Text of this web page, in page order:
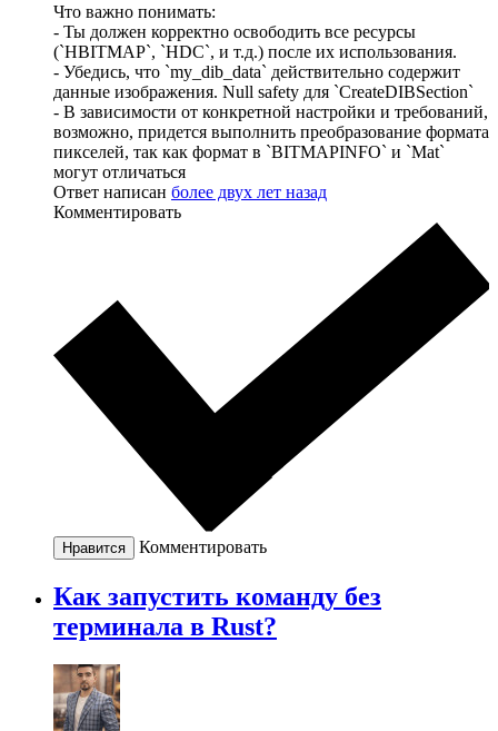
Что важно понимать:
- Ты должен корректно освободить все ресурсы
(`HBITMAP`, `HDC`, и т.д.) после их использования.
- Убедись, что `my_dib_data` действительно содержит
данные изображения. Null safety для `CreateDIBSection`
- В зависимости от конкретной настройки и требований,
возможно, придется выполнить преобразование формата
пикселей, так как формат в `BITMAPINFO` и `Mat`
могут отличаться
Ответ написан более двух лет назад
Комментировать
Нравится Комментировать
Как запустить команду без
терминала в Rust?